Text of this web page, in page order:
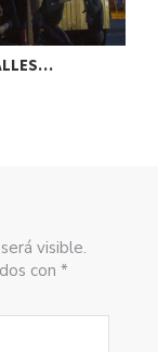
visible.
con *